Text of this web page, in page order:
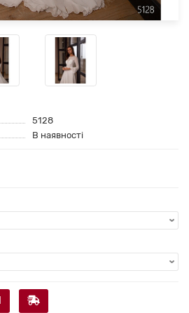
5128
В наявності